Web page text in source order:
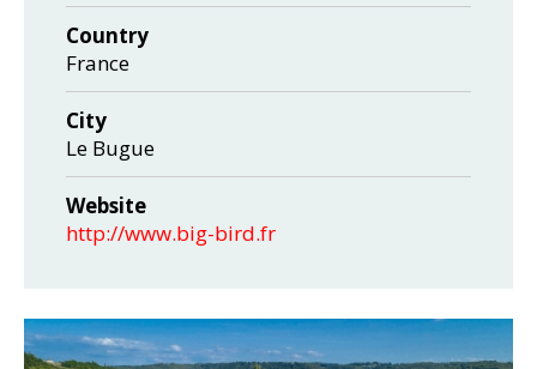
Country
France
City
Le Bugue
Website
http://www.big-bird.fr